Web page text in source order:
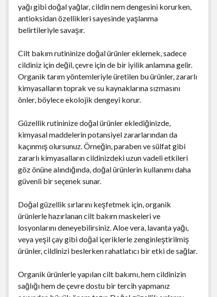
yağı gibi doğal yağlar, cildin nem dengesini korurken,
antioksidan özellikleri sayesinde yaşlanma
belirtileriyle savaşır.
Cilt bakım rutininize doğal ürünler eklemek, sadece
cildiniz için değil, çevre için de bir iyilik anlamına gelir.
Organik tarım yöntemleriyle üretilen bu ürünler, zararlı
kimyasalların toprak ve su kaynaklarına sızmasını
önler, böylece ekolojik dengeyi korur.
Güzellik rutininize doğal ürünler eklediğinizde,
kimyasal maddelerin potansiyel zararlarından da
kaçınmış olursunuz. Örneğin, paraben ve sülfat gibi
zararlı kimyasalların cildinizdeki uzun vadeli etkileri
göz önüne alındığında, doğal ürünlerin kullanımı daha
güvenli bir seçenek sunar.
Doğal güzellik sırlarını keşfetmek için, organik
ürünlerle hazırlanan cilt bakım maskeleri ve
losyonlarını deneyebilirsiniz. Aloe vera, lavanta yağı,
veya yeşil çay gibi doğal içeriklerle zenginleştirilmiş
ürünler, cildinizi beslerken rahatlatıcı bir etki de sağlar.
Organik ürünlerle yapılan cilt bakımı, hem cildinizin
sağlığı hem de çevre dostu bir tercih yapmanız